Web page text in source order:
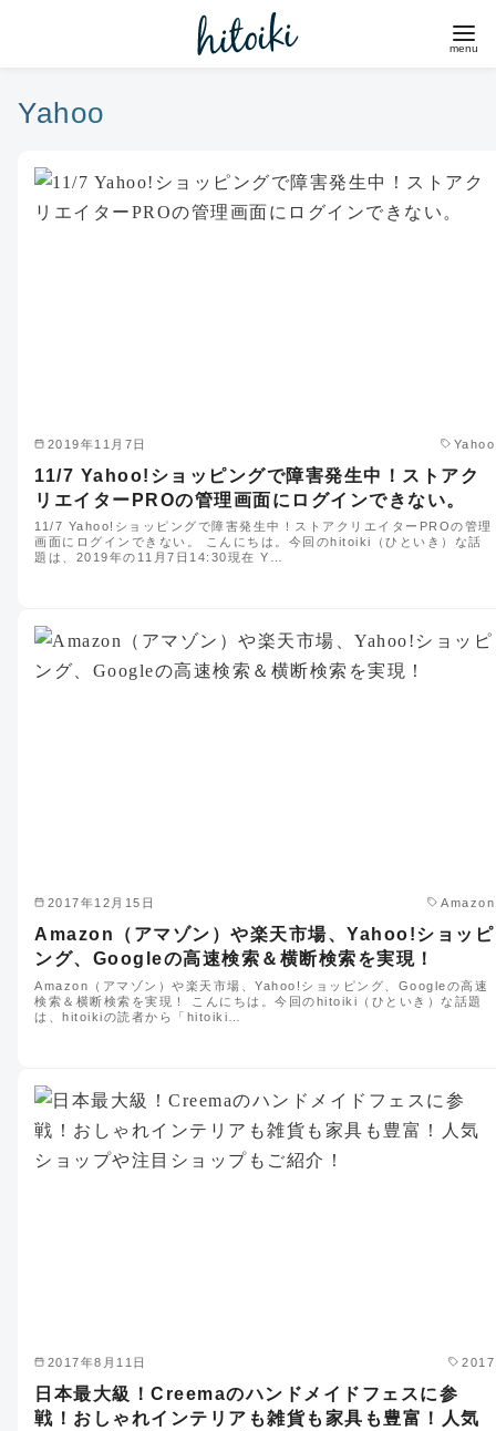
ンYahoo
2019年11月7日 Yahoo
11/7 Yahoo!ショッピングで障害発生中！ストアク
リエイターPROの管理画面にログインできない。
11/7 Yahoo!ショッピングで障害発生中！ストアクリエイターPROの管理
画面にログインできない。 こんにちは。今回のhitoiki（ひといき）な話
題は、2019年の11月7日14:30現在 Y…
2017年12月15日 Amazon
Amazon（アマゾン）や楽天市場、Yahoo!ショッピ
ング、Googleの高速検索＆横断検索を実現！
Amazon（アマゾン）や楽天市場、Yahoo!ショッピング、Googleの高速
検索＆横断検索を実現！ こんにちは。今回のhitoiki（ひといき）な話題
は、hitoikiの読者から「hitoiki…
2017年8月11日 2017
日本最大級！Creemaのハンドメイドフェスに参
戦！おしゃれインテリアも雑貨も家具も豊富！人気